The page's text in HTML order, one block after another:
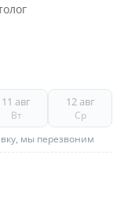
11 авг
Вт
12 авг
Ср
мы перезвоним